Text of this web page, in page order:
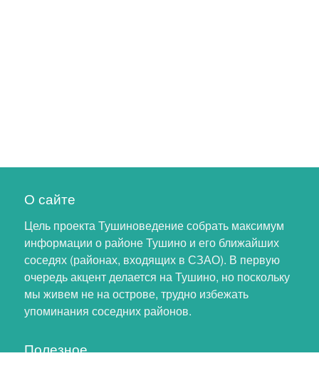
О сайте
Цель проекта Тушиноведение собрать максимум
информации о районе Тушино и его ближайших
соседях (районах, входящих в СЗАО). В первую
очередь акцент делается на Тушино, но поскольку
мы живем не на острове, трудно избежать
упоминания соседних районов.
Полезное